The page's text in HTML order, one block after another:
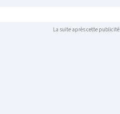
La suite après cette publicité